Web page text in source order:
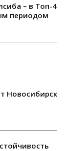
– в Топ-4
периодом
Новосибирск